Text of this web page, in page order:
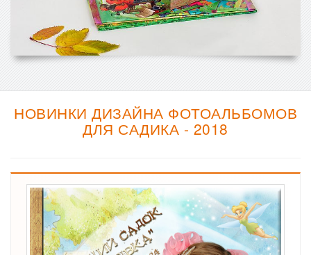
НОВИНКИ ДИЗАЙНА ФОТОАЛЬБОМОВ
ДЛЯ САДИКА - 2018